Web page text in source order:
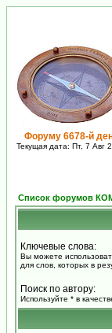
Форуму 6678-й
Текущая дата: Пт, 7 Авг
Список форумов
Ключевые слова:
Вы можете
для слов, которых в
Поиск по автору:
Используйте * в